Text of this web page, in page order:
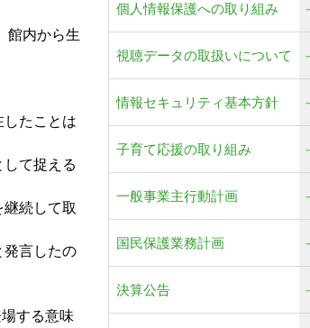
個人情報保護への取り組み
視聴データの取扱いについて
情報セキュリティ基本方針
子育て応援の取り組み
一般事業主行動計画
国民保護業務計画
決算公告
館内から生
したことは
て捉える
続して取
発言したの
する意味